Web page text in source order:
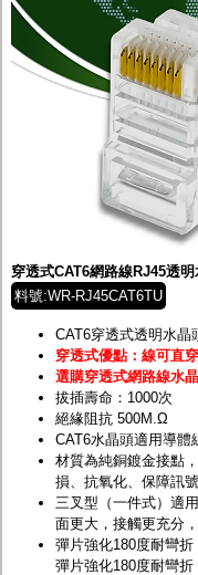
穿透式CAT6網路線RJ45透
料號:WR-RJ45CAT6TU
CAT6穿透式透明水晶
穿透式優點：線可直
選購穿透式網路線水
拔插壽命：1000次
絕緣阻抗 500M.Ω
CAT6水晶頭適用導體
材質為純銅鍍金接點
損、抗氧化、保障訊
三叉型（一件式）適
面更大，接觸更充分
彈片強化180度耐彎
彈片強化180度耐彎折